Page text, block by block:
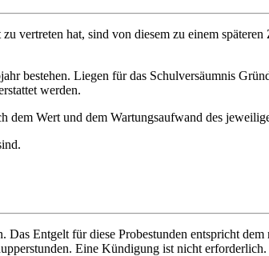
vertreten hat, sind von diesem zu einem späteren
bestehen. Liegen für das Schulversäumnis
werden.
dem Wert und dem Wartungsaufwand des
Entgelt für diese Probestunden entspricht dem
Eine Kündigung ist nicht erforderlich.